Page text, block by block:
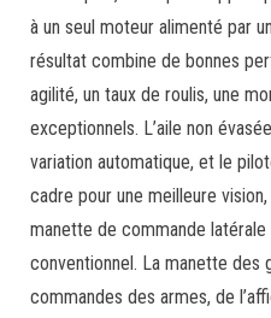
à un seul moteur alimenté par
résultat combine de bonnes
agilité, un taux de roulis, une
exceptionnels. L’aile non
variation automatique, et le
cadre pour une meilleure vision,
manette de commande
conventionnel. La manette des
commandes des armes, de